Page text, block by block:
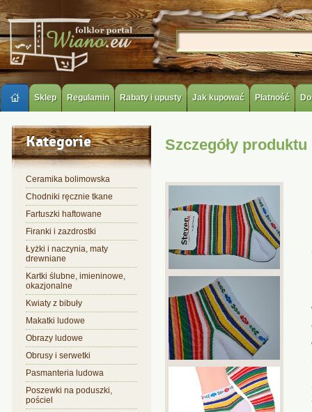
Sklep Regulamin Rabaty i upusty Jak kupować Płatność
Kategorie
Ceramika bolimowska
Chodniki ręcznie tkane
Fartuszki haftowane
Firanki i zazdrostki
Łyżki i naczynia, maty
drewniane
Kartki ślubne, imieninowe,
okazjonalne
Kwiaty z bibuły
Makatki ludowe
Obrazy ludowe
Obrusy i serwetki
Pasmanteria ludowa
Poszewki na poduszki,
pościel
Szczegóły produktu